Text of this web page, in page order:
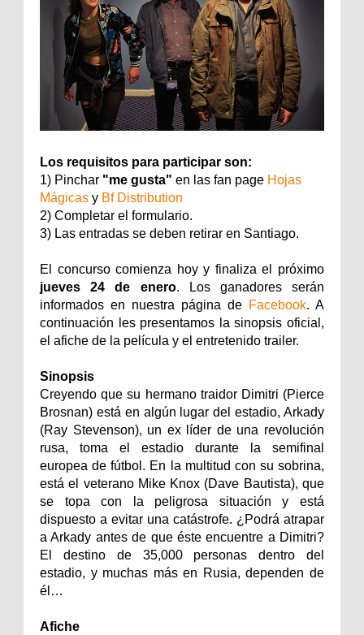
Los requisitos para participar son:
1) Pinchar "me gusta" en las fan page Hojas
Mágicas y Bf Distribution
2) Completar el formulario.
3) Las entradas se deben retirar en Santiago.
El concurso comienza hoy y finaliza el próximo
jueves 24 de enero. Los ganadores serán
informados en nuestra página de Facebook. A
continuación les presentamos la sinopsis oficial,
el afiche de la película y el entretenido trailer.
Sinopsis
Creyendo que su hermano traidor Dimitri (Pierce
Brosnan) está en algún lugar del estadio, Arkady
(Ray Stevenson), un ex líder de una revolución
rusa, toma el estadio durante la semifinal
europea de fútbol. En la multitud con su sobrina,
está el veterano Mike Knox (Dave Bautista), que
se topa con la peligrosa situación y está
dispuesto a evitar una catástrofe. ¿Podrá atrapar
a Arkady antes de que éste encuentre a Dimitri?
El destino de 35,000 personas dentro del
estadio, y muchas más en Rusia, dependen de
él…
Afiche